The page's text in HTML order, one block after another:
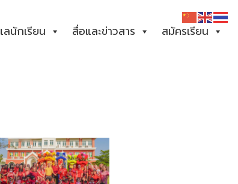
ลนักเรียน สื่อและข่าวสาร สมัครเรียน